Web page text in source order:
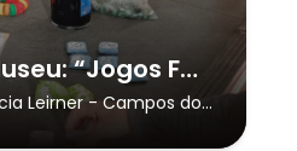
Família no Museu: “Jogos Folclóricos"
Leirner- Campos do